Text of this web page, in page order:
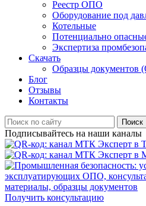
Реестр ОПО
Оборудование под
Котельные
Потенциально
Экспертиза
Скачать
Образцы документов
Блог
Отзывы
Контакты
Поиск
Подписывайтесь на наши каналы
Получить консультацию